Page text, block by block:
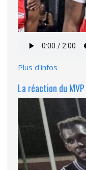
audio
Plus d'infos
La réaction du